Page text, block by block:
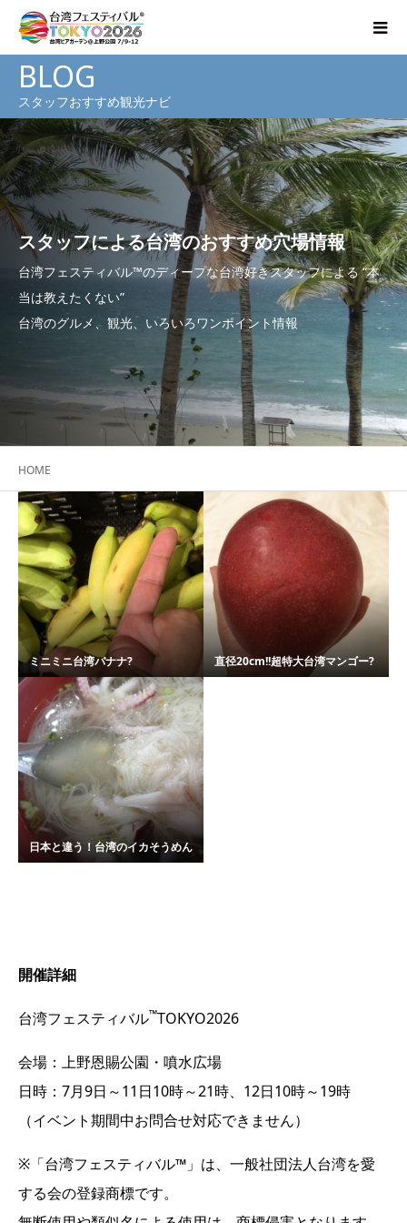
BLOG
スタッフおすすめ観光ナビ
スタッフによる台湾のおすすめ穴場情報
台湾フェスティバル™のディープな台湾好きスタッフによる “本
当は教えたくない”
台湾のグルメ、観光、いろいろワンポイント情報
HOME
ミニミニ台湾バナナ? 直径20cm!!超特大台湾マンゴー?
日本と違う！台湾のイカそうめん
開催詳細
台湾フェスティバル™TOKYO2026
会場：上野恩賜公園・噴水広場
日時：7月9日～11日10時～21時、12日10時～19時
（イベント期間中お問合せ対応できません）
※「台湾フェスティバル™」は、一般社団法人台湾を愛
する会の登録商標です。